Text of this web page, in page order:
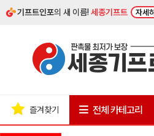
기프트인포의 새 이름!세종기프트 자세히
즐겨찾기 전체 카테고리